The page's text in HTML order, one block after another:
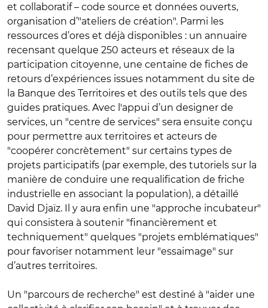
et collaboratif – code source et données ouverts,
organisation d’"ateliers de création". Parmi les
ressources d’ores et déjà disponibles : un annuaire
recensant quelque 250 acteurs et réseaux de la
participation citoyenne, une centaine de fiches de
retours d’expériences issues notamment du site de
la Banque des Territoires et des outils tels que des
guides pratiques. Avec l'appui d’un designer de
services, un "centre de services" sera ensuite conçu
pour permettre aux territoires et acteurs de
"coopérer concrètement" sur certains types de
projets participatifs (par exemple, des tutoriels sur la
manière de conduire une requalification de friche
industrielle en associant la population), a détaillé
David Djaïz. Il y aura enfin une "approche incubateur"
qui consistera à soutenir "financièrement et
techniquement" quelques "projets emblématiques"
pour favoriser notamment leur "essaimage" sur
d’autres territoires.
Un "parcours de recherche" est destiné à "aider une